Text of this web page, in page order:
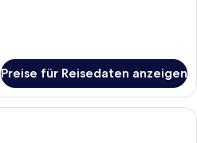
Preise für Reisedaten anzeigen
Ein Hotelzimmer mit einem